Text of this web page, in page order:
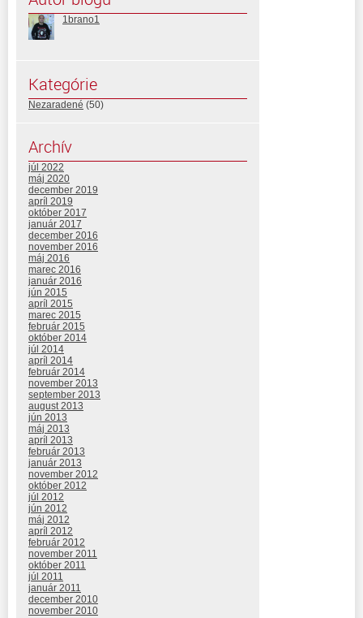
1brano1
Kategórie
Nezaradené (50)
Archív
júl 2022
máj 2020
december 2019
apríl 2019
október 2017
január 2017
december 2016
november 2016
máj 2016
marec 2016
január 2016
jún 2015
apríl 2015
marec 2015
február 2015
október 2014
júl 2014
apríl 2014
február 2014
november 2013
september 2013
august 2013
jún 2013
máj 2013
apríl 2013
február 2013
január 2013
november 2012
október 2012
júl 2012
jún 2012
máj 2012
apríl 2012
február 2012
november 2011
október 2011
júl 2011
január 2011
december 2010
november 2010